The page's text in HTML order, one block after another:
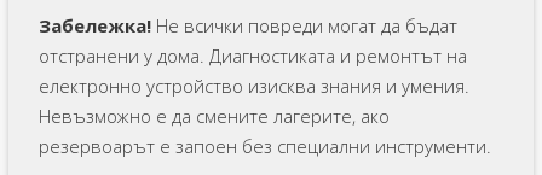
Забележка!Не всички повреди могат да бъдат
отстранени у дома. Диагностиката и ремонтът на
електронно устройство изисква знания и умения.
Невъзможно е да смените лагерите, ако
резервоарът е запоен без специални инструменти.